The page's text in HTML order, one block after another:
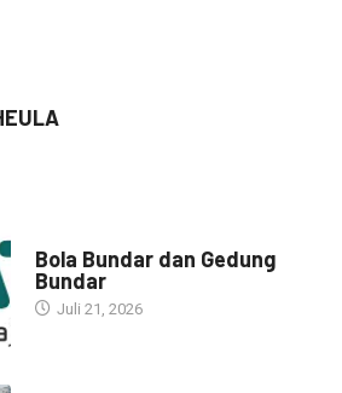
Bola Bundar dan Gedung
Bundar
Juli 21, 2026